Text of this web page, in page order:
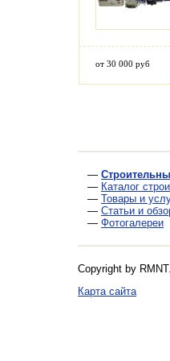
от 30 000 руб
—
— Каталог
— Товары и
— Статьи и
— Фотогалереи
Copyright by
Карта сайта